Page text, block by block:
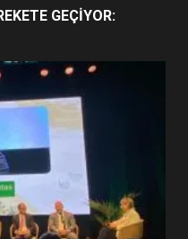
ATAMA:
NE
GURURU TÜRKİYE
BAŞARDI?
GEÇİYOR: